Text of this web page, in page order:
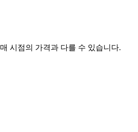
시점의 가격과 다를 수 있습니다.